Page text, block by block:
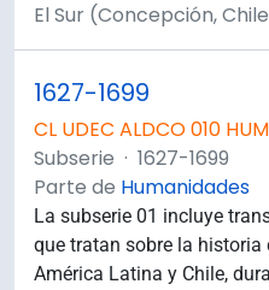
El Sur (Concepción,
1627-1699
CL UDEC ALDCO 010
Subserie · 1627-1699
Parte de Humanidades
La subserie 01 incluye
que tratan sobre la historia
América Latina y Chile,